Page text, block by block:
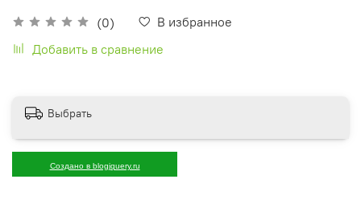
(0)
В избранное
Добавить в сравнение
Выбрать
Создано в blogjquery.ru